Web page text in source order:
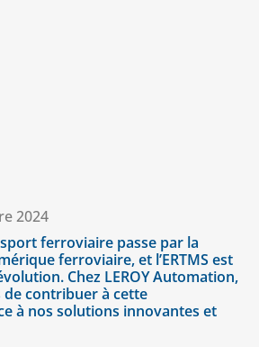
2024
ferroviaire passe par la
ferroviaire, et l’ERTMS est
Chez LEROY Automation,
contribuer à cette
à nos solutions innovantes et